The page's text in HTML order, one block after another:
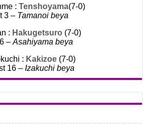
:Tenshoyama(7-0)
3 – Tamanoi beya
: Hakugetsuro (7-0)
–Asahiyama beya
: Kakizoe (7-0)
16 –Izakuchi beya